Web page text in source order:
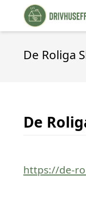
De Roliga
De
https://de-